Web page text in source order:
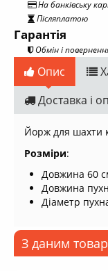
На банківську
Післяплатою
Гарантія
Обмін і
Опис
Доставка і
Йорж для шахти
Розміри:
Довжина 60
Довжина
Діаметр
З даним